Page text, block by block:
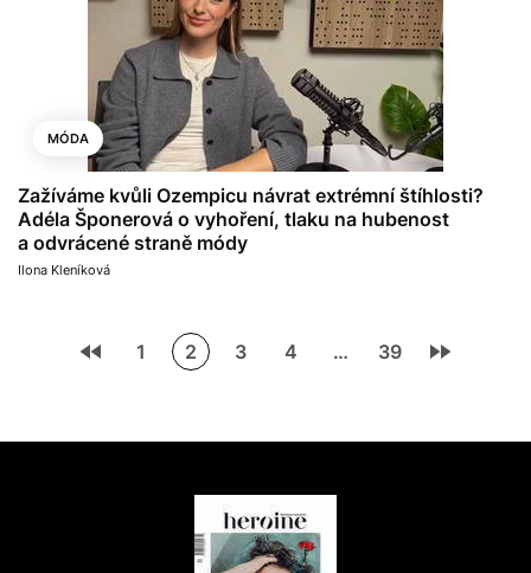
MÓDA
Zažíváme kvůli Ozempicu návrat extrémní štíhlosti?
Adéla Šponerová o vyhoření, tlaku na hubenost
a odvrácené straně módy
Ilona Kleníková
1 2 3 4 … 39